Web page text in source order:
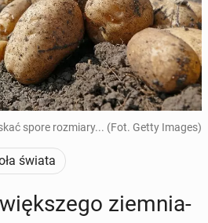
spore rozmiary... (Fot. Getty Images)
świata
ziem­nia­